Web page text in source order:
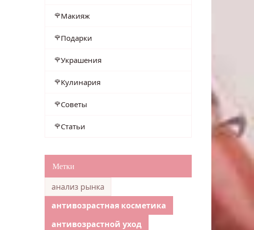
Макияж
Подарки
Украшения
Кулинария
Советы
Статьи
Метки
анализ рынка
антивозрастная косметика
антивозрастной уход